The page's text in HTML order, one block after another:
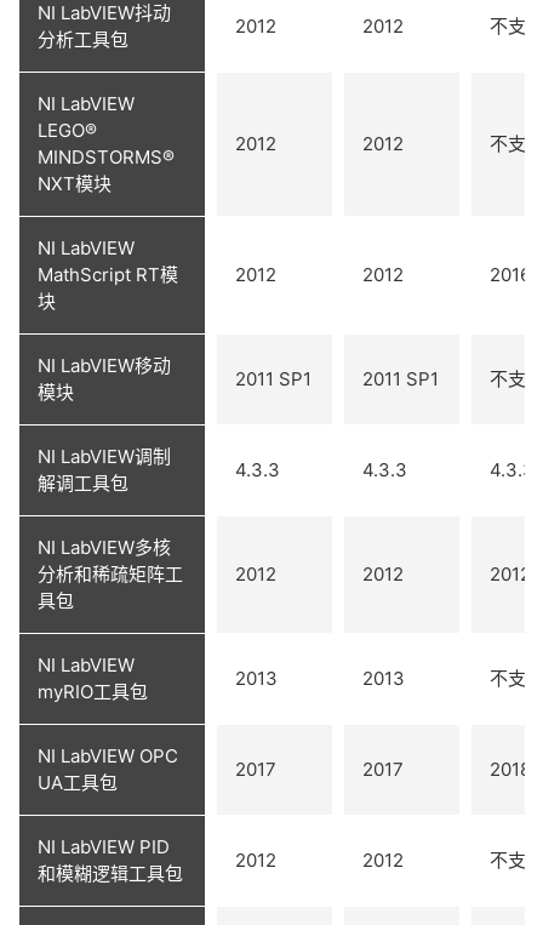
NI LabVIEW抖动
分析工具包
2012 2012 不支持
NI LabVIEW
LEGO®
MINDSTORMS®
NXT模块
2012 2012 不支持
NI LabVIEW
MathScript RT模
块
2012 2012 2016
NI LabVIEW移动
模块
2011 SP1 2011 SP1 不支持
NI LabVIEW调制
解调工具包
4.3.3 4.3.3 4.3.3
NI LabVIEW多核
分析和稀疏矩阵工
具包
2012 2012 2012
NI LabVIEW
myRIO工具包
2013 2013 不支持
NI LabVIEW OPC
UA工具包
2017 2017 2018
NI LabVIEW PID
和模糊逻辑工具包
2012 2012 不支持